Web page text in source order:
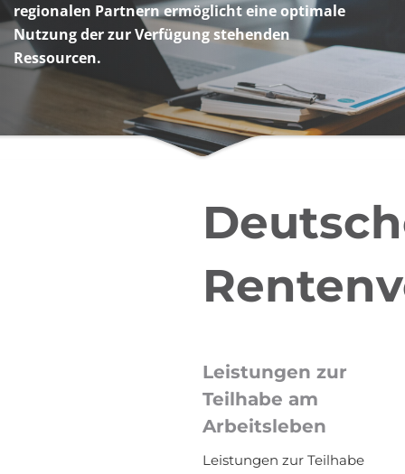
regionalen Partnern ermöglicht eine optimale
Nutzung der zur Verfügung stehenden
Ressourcen.
Leistungen zur
Teilhabe am
Arbeitsleben
Leistungen zur Teilhabe